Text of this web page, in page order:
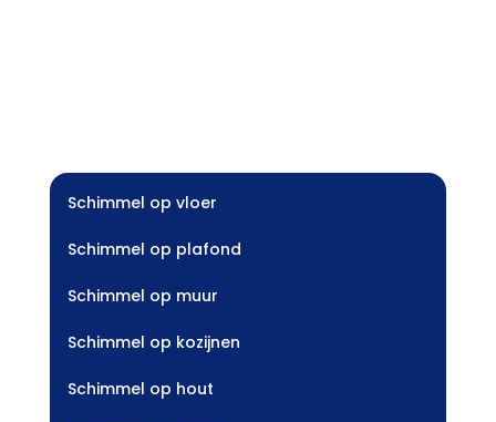
Schimmel op vloer
Schimmel op plafond
Schimmel op muur
Schimmel op kozijnen
Schimmel op hout